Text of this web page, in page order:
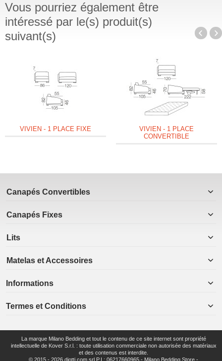
Vous pourriez également être
intéressé par le(s) produit(s)
suivant(s)
VIVIEN - 1 PLACE FIXE
VIVIEN - 1 PLACE
CONVERTIBLE
Canapés Convertibles
Canapés Fixes
Lits
Matelas et Accessoires
Informations
Termes et Conditions
La marque Milano Bedding et tout le contenu de ce site internet sont propriété
intellectuelle de Kover S.r.l. : toute utilisation commerciale non autorisée des matériaux
et des contenus est interdite.
© 2015 - 2026 diotti.com srl P.I.: 06217660965 - Milano Bedding Store -